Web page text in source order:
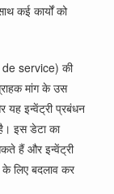
कई कार्यों को
de service) की
मांग के उस
यह इन्वेंट्री प्रबंधन
इस डेटा का
हैं और इन्वेंट्री
लिए बदलाव कर